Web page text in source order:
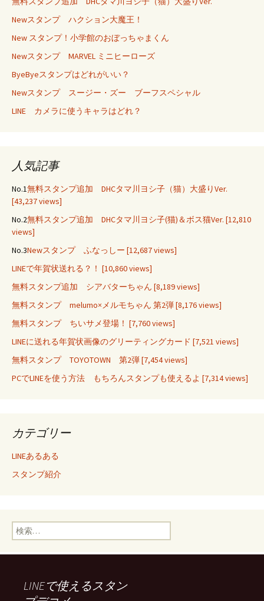
Newスタンプ ハクション大魔王！
New スタンプ！小学館のおぼっちゃまくん
Newスタンプ MARVEL ミニヒーローズ
ByeByeスタンプはどれがいい？
Newスタンプ スージー・ズー ブーフスペシャル
LINE カメラに使うキャラはどれ？
人気記事
No.1無料スタンプ追加 DHCタマ川ヨシ子（猫）大盛りVer.
[43,237 views]
No.2無料スタンプ追加 DHCタマ川ヨシ子(猫)＆ボス猫Ver. [12,810
views]
No.3Newスタンプ ふなっしー [12,687 views]
LINEで年賀状送れる？！ [10,860 views]
無料スタンプ追加 シアバターちゃん [8,189 views]
無料スタンプ melumo×メルモちゃん 第2弾[8,176 views]
無料スタンプ ちいサメ登場！ [7,760 views]
LINEに送れる年賀状画像のグリーティングカード [7,521 views]
無料スタンプ TOYOTOWN 第2弾[7,454 views]
PCでLINEを使う方法 もちろんスタンプも使えるよ [7,314 views]
カテゴリー
LINEあるある
スタンプ紹介
検索:
LINEで使えるスタン